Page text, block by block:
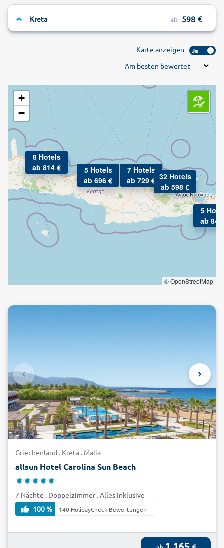
Kreta ab 598
Karte anzeigen Ja
Am besten bewertet
5 Hotels
ab 696 €
8 Hotels
ab 814 €
7 Hotels
ab 729 € 32 Hotels
ab 598 €
5
ab
+
−
© OpenStreetMap
Griechenland . Kreta . Malia
allsun Hotel Carolina Sun Beach
7 Nächte . Doppelzimmer . Alles Inklusive
100 %
140 HolidayCheck Bewertungen